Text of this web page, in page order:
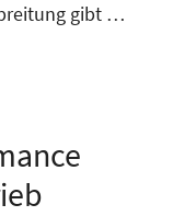
gibt …